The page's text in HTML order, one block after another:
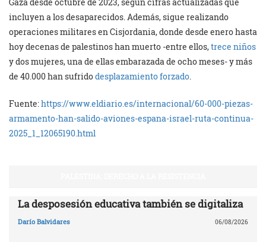
Gaza desde octubre de 2023, según cifras actualizadas que
incluyen a los desaparecidos. Además, sigue realizando
operaciones militares en Cisjordania, donde desde enero hasta
hoy decenas de palestinos han muerto -entre ellos,trece niños
y dos mujeres, una de ellas embarazada de ocho meses- y más
de 40.000 han sufridodesplazamiento forzado.
Fuente:https://www.eldiario.es/internacional/60-000-piezas-
armamento-han-salido-aviones-espana-israel-ruta-continua-
2025_1_12065190.html
La desposesión educativa también se digitaliza
Darío Balvidares 06/08/2026